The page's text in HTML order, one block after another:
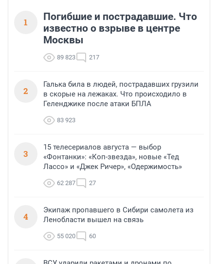
1
Погибшие и пострадавшие. Что
известно о взрыве в центре
Москвы
89 823 217
2
Галька била в людей, пострадавших грузили
в скорые на лежаках. Что происходило в
Геленджике после атаки БПЛА
83 923
3
15 телесериалов августа — выбор
«Фонтанки»: «Коп-звезда», новые «Тед
Лассо» и «Джек Ричер», «Одержимость»
62 287 27
4
Экипаж пропавшего в Сибири самолета из
Ленобласти вышел на связь
55 020 60